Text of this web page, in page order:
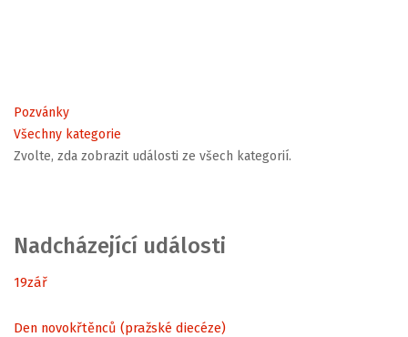
Pozvánky
Všechny kategorie
Zvolte, zda zobrazit události ze všech kategorií.
Nadcházející události
19zář
Den novokřtěnců (pražské diecéze)